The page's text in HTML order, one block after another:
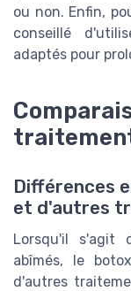
ou non. Enfin,
conseillé
adaptés pour
Différences
et d'autres
Lorsqu'il s'agit
abîmés, le
d'autres